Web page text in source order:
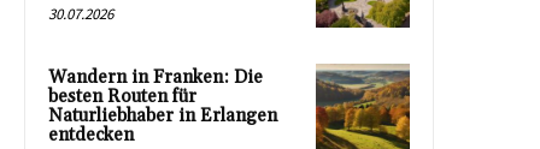
30.07.2026
Wandern in Franken: Die
besten Routen für
Naturliebhaber in Erlangen
entdecken